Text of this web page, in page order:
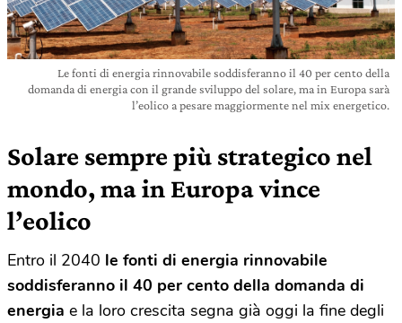
Le fonti di energia rinnovabile soddisferanno il 40 per cento della
domanda di energia con il grande sviluppo del solare, ma in Europa sarà
l’eolico a pesare maggiormente nel mix energetico.
Solare sempre più strategico nel
mondo, ma in Europa vince
l’eolico
Entro il 2040 le fonti di energia rinnovabile
soddisferanno il 40 per cento della domanda di
energia e la loro crescita segna già oggi la fine degli